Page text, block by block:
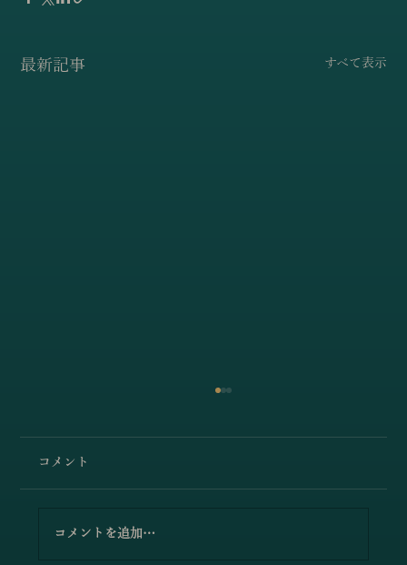
最新記事 すべて表示
コメント
コメントを追加…